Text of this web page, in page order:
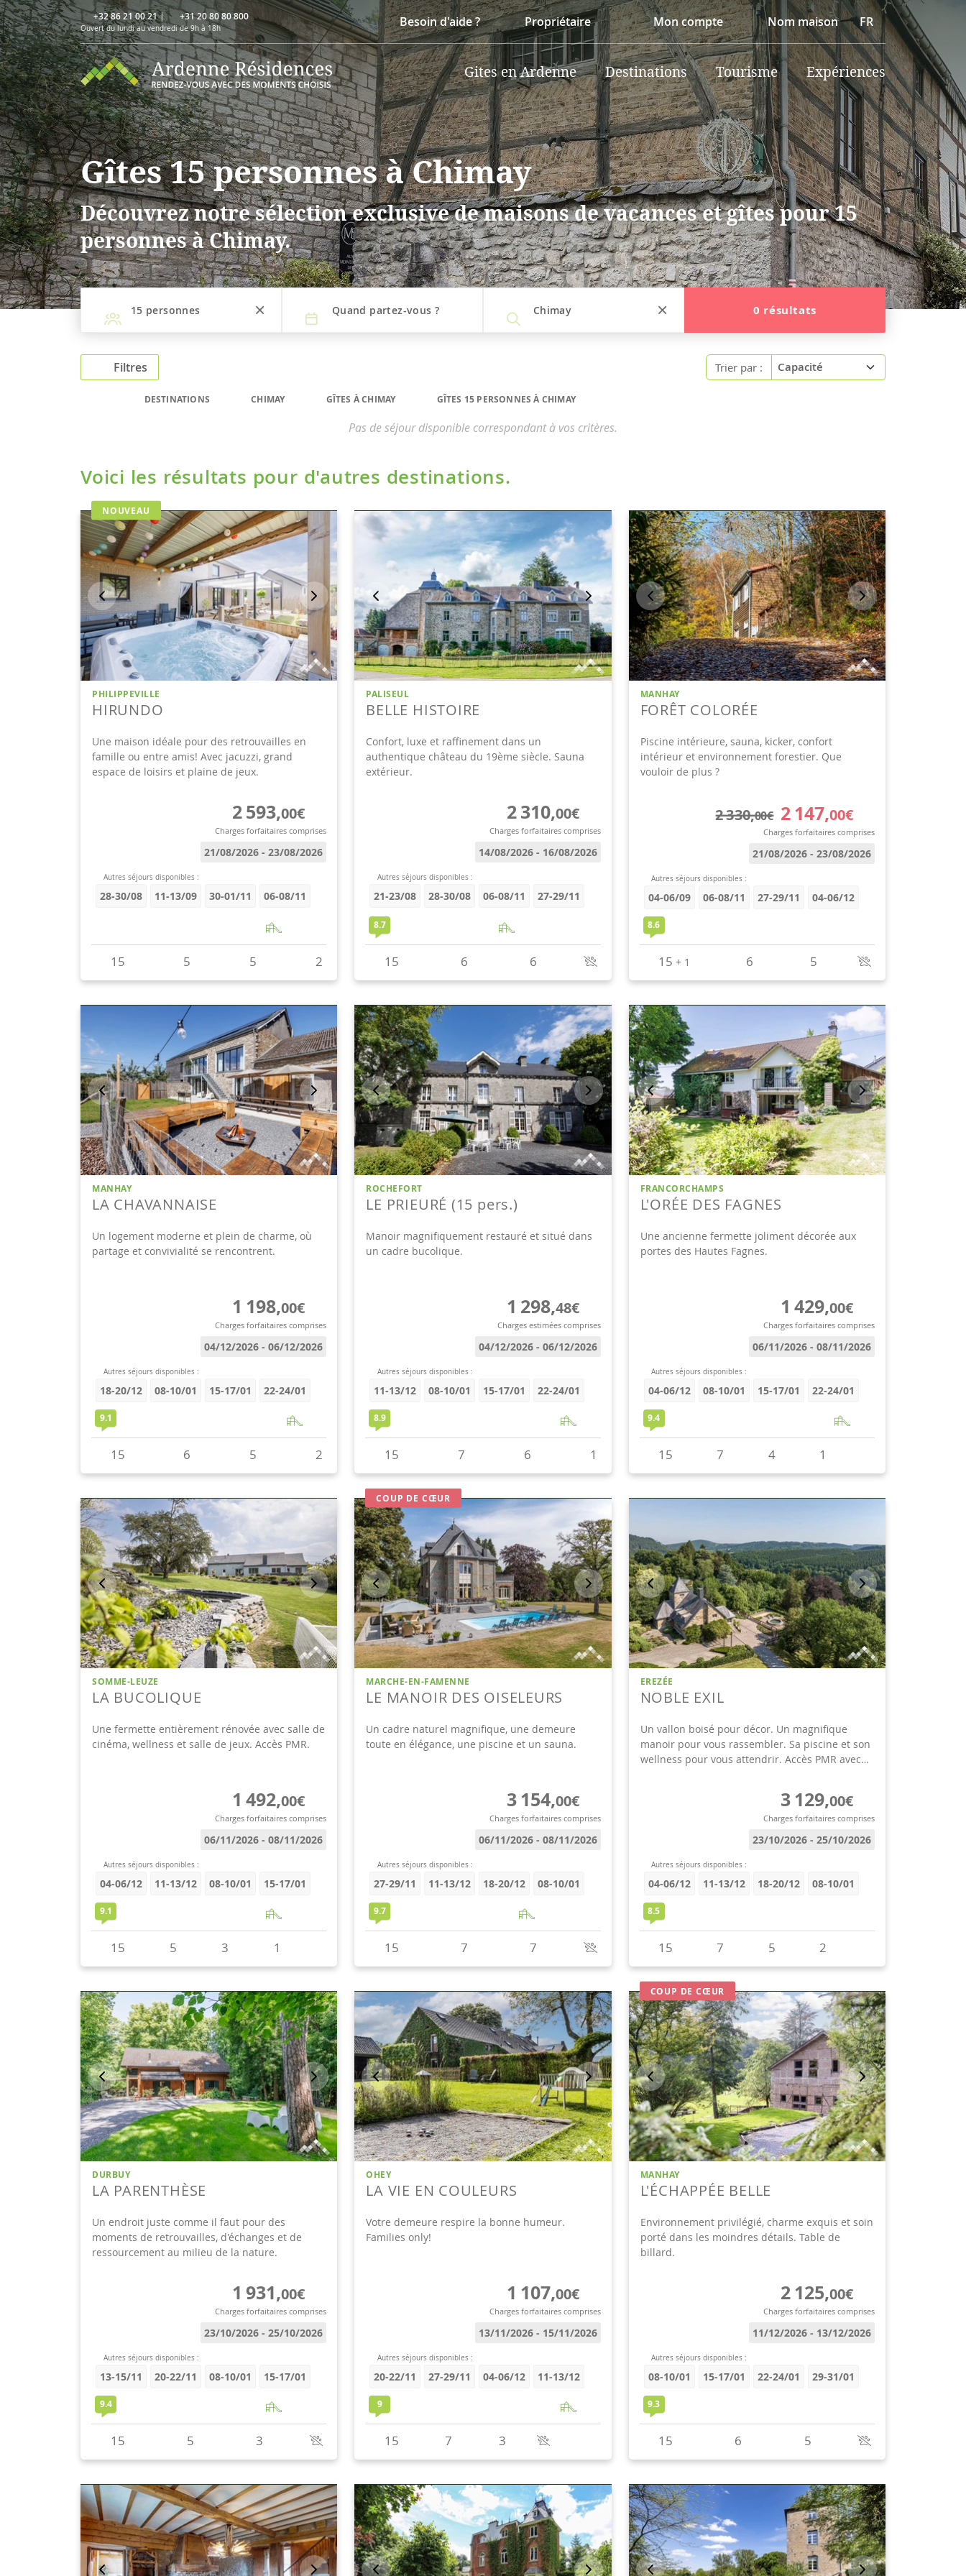
+32 86 21 00 21| +31 20 80 80 800
Ouvert du lundi au vendredi de 9h à 18h Besoin d'aide ? Propriétaire Mon compte Nom maison FR
Gites en Ardenne Destinations Tourisme Expériences
Gîtes 15 personnes à Chimay
Découvrez notre sélection exclusive de maisons de vacances et gîtes pour 15
personnes à Chimay.
15 personnes Quand partez-vous ? Chimay 0 résultats
Filtres Trier par :
DESTINATIONS CHIMAY GÎTES À CHIMAY GÎTES 15 PERSONNES À CHIMAY
Pas de séjour disponible correspondant à vos critères.
Voici les résultats pour d'autres destinations.